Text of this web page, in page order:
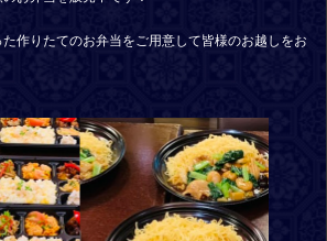
作りたてのお弁当をご用意して皆様のお越しをお